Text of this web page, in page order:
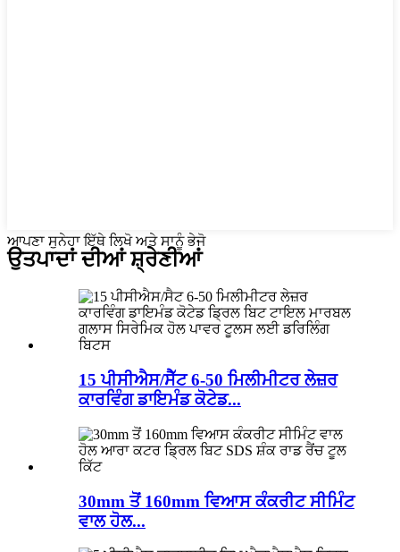
ਆਪਣਾ ਸੁਨੇਹਾ ਇੱਥੇ ਲਿਖੋ ਅਤੇ ਸਾਨੂੰ ਭੇਜੋ
ਉਤਪਾਦਾਂ ਦੀਆਂ ਸ਼੍ਰੇਣੀਆਂ
15 ਪੀਸੀਐਸ/ਸੈੱਟ 6-50 ਮਿਲੀਮੀਟਰ ਲੇਜ਼ਰ
ਕਾਰਵਿੰਗ ਡਾਇਮੰਡ ਕੋਟੇਡ...
30mm ਤੋਂ 160mm ਵਿਆਸ ਕੰਕਰੀਟ ਸੀਮਿੰਟ
ਵਾਲ ਹੋਲ...